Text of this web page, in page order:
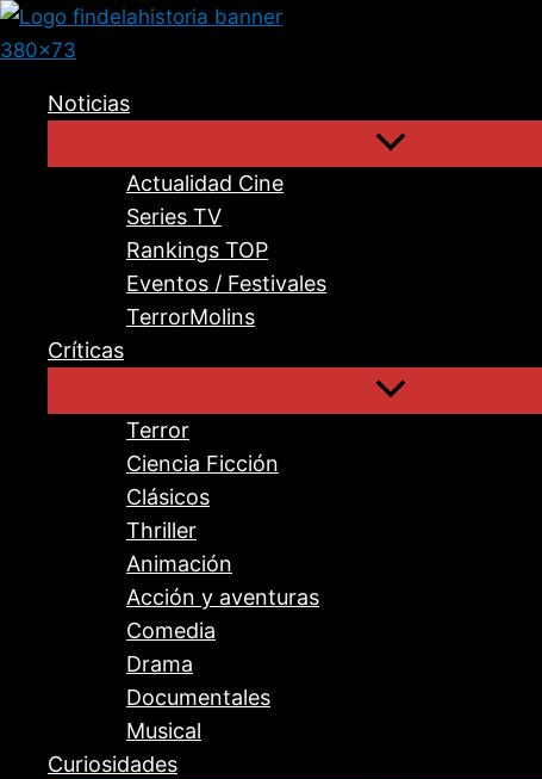
Ir
al
Noticias
Actualidad Cine
Series TV
Rankings TOP
Eventos / Festivales
TerrorMolins
Críticas
Terror
Ciencia Ficción
Clásicos
Thriller
Animación
Acción y aventuras
Comedia
Drama
Documentales
Musical
Curiosidades